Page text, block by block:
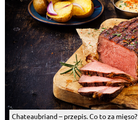
Chateaubriand – przepis. Co to za mięso?